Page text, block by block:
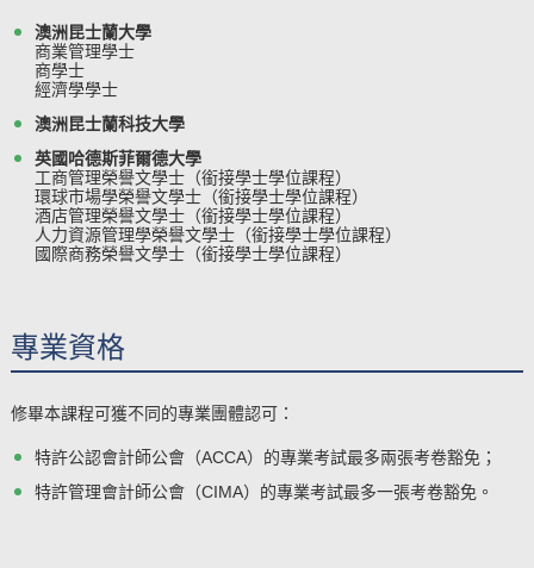
澳洲昆士蘭大學
商業管理學士
商學士
經濟學學士
澳洲昆士蘭科技大學
英國哈德斯菲爾德大學
工商管理榮譽文學士（銜接學士學位課程）
環球市場學榮譽文學士（銜接學士學位課程）
酒店管理榮譽文學士（銜接學士學位課程）
人力資源管理學榮譽文學士（銜接學士學位課程）
國際商務榮譽文學士（銜接學士學位課程）
專業資格
修畢本課程可獲不同的專業團體認可：
特許公認會計師公會（ACCA）的專業考試最多兩張考卷豁免；
特許管理會計師公會（CIMA）的專業考試最多一張考卷豁免。